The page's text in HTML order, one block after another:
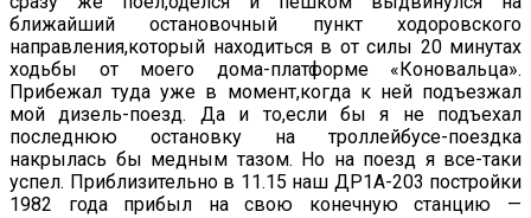
ближайший остановочный пункт ходоровского
направления,который находиться в от силы 20 минутах
ходьбы от моего дома-платформе «Коновальца».
Прибежал туда уже в момент,когда к ней подъезжал
мой дизель-поезд. Да и то,если бы я не подъехал
последнюю остановку на троллейбусе-поездка
накрылась бы медным тазом. Но на поезд я все-таки
успел. Приблизительно в 11.15 наш ДР1А-203 постройки
1982 года прибыл на свою конечную станцию —